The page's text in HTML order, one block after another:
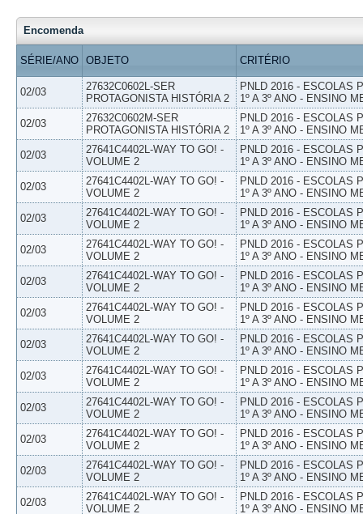
Encomenda
SÉRIE/ANO OBJETO CRITÉRIO
02/03
27632C0602L-SER
PROTAGONISTA HISTÓRIA 2
PNLD 2016 - ESCOLAS
1º A 3º ANO - ENSINO
02/03
27632C0602M-SER
PROTAGONISTA HISTÓRIA 2
PNLD 2016 - ESCOLAS
1º A 3º ANO - ENSINO
02/03
27641C4402L-WAY TO GO! -
VOLUME 2
PNLD 2016 - ESCOLAS
1º A 3º ANO - ENSINO
02/03
27641C4402L-WAY TO GO! -
VOLUME 2
PNLD 2016 - ESCOLAS
1º A 3º ANO - ENSINO
02/03
27641C4402L-WAY TO GO! -
VOLUME 2
PNLD 2016 - ESCOLAS
1º A 3º ANO - ENSINO
02/03
27641C4402L-WAY TO GO! -
VOLUME 2
PNLD 2016 - ESCOLAS
1º A 3º ANO - ENSINO
02/03
27641C4402L-WAY TO GO! -
VOLUME 2
PNLD 2016 - ESCOLAS
1º A 3º ANO - ENSINO
02/03
27641C4402L-WAY TO GO! -
VOLUME 2
PNLD 2016 - ESCOLAS
1º A 3º ANO - ENSINO
02/03
27641C4402L-WAY TO GO! -
VOLUME 2
PNLD 2016 - ESCOLAS
1º A 3º ANO - ENSINO
02/03
27641C4402L-WAY TO GO! -
VOLUME 2
PNLD 2016 - ESCOLAS
1º A 3º ANO - ENSINO
02/03
27641C4402L-WAY TO GO! -
VOLUME 2
PNLD 2016 - ESCOLAS
1º A 3º ANO - ENSINO
02/03
27641C4402L-WAY TO GO! -
VOLUME 2
PNLD 2016 - ESCOLAS
1º A 3º ANO - ENSINO
02/03
27641C4402L-WAY TO GO! -
VOLUME 2
PNLD 2016 - ESCOLAS
1º A 3º ANO - ENSINO
02/03
27641C4402L-WAY TO GO! -
VOLUME 2
PNLD 2016 - ESCOLAS
1º A 3º ANO - ENSINO